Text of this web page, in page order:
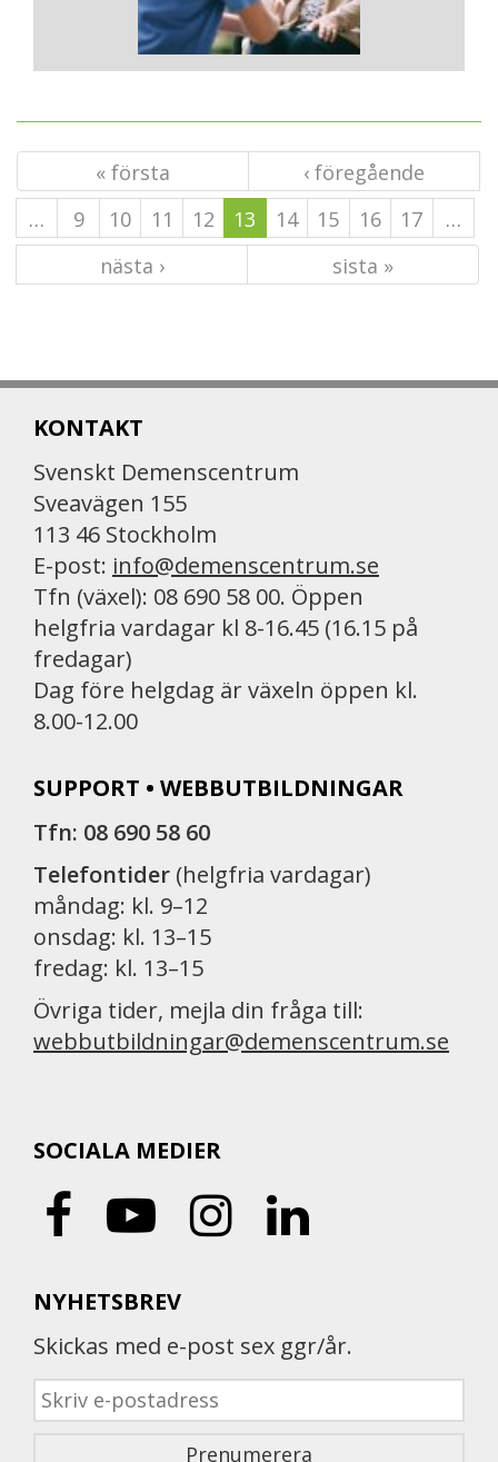
« första
‹ föregående
…
9 10 11 12 13 14 15 16 17
…
nästa ›
sista »
KONTAKT
Svenskt Demenscentrum
Sveavägen 155
113 46 Stockholm
E-post: info@demenscentrum.se
Tfn (växel): 08 690 58 00. Öppen
helgfria vardagar kl 8-16.45 (16.15 på
fredagar)
Dag före helgdag är växeln öppen kl.
8.00-12.00
SUPPORT • WEBBUTBILDNINGAR
Tfn: 08 690 58 60
Telefontider (helgfria vardagar)
måndag: kl. 9–12
onsdag: kl. 13–15
fredag: kl. 13–15
Övriga tider, mejla din fråga till:
webbutbildningar@demenscentrum.se
SOCIALA MEDIER
NYHETSBREV
Skickas med e-post sex ggr/år.